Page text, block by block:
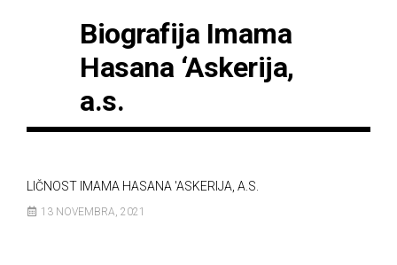
Biografija Imama
Hasana ‘Askerija,
a.s.
LIČNOST IMAMA HASANA 'ASKERIJA, A.S.
13 NOVEMBRA, 2021